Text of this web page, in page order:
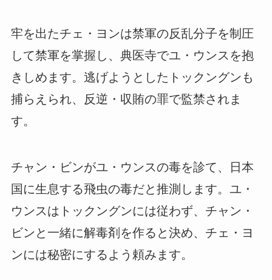
牢を出たチェ・ヨンは禁軍の反乱分子を制圧
して禁軍を掌握し、典医寺でユ・ウンスを抱
きしめます。逃げようとしたトックングンも
捕らえられ、反逆・収賄の罪で監禁されま
す。
チャン・ビンがユ・ウンスの毒を診て、日本
国に生息する飛虫の毒だと推測します。ユ・
ウンスはトックングンには従わず、チャン・
ビンと一緒に解毒剤を作ると決め、チェ・ヨ
ンには秘密にするよう頼みます。